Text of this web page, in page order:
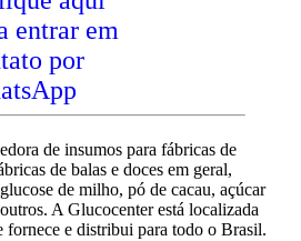
de insumos para fábricas de
de balas e doces em geral,
de milho, pó de cacau, açúcar
A Glucocenter está localizada
fornece e distribui para todo o Brasil.